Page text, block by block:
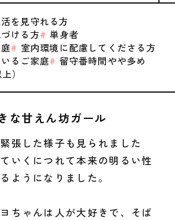
を見守れる方
ける方
単身者
室内環境に配慮してくださる方
るご家庭
留守番時間やや多め
）
な甘えん坊ガール
張した様子も見られました
いくにつれて本来の明るい性
ようになりました。
ちゃんは人が大好きで、そば